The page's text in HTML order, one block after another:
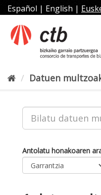
Joan
edukira
Español | English |
Datuen
Antolatu honakoaren